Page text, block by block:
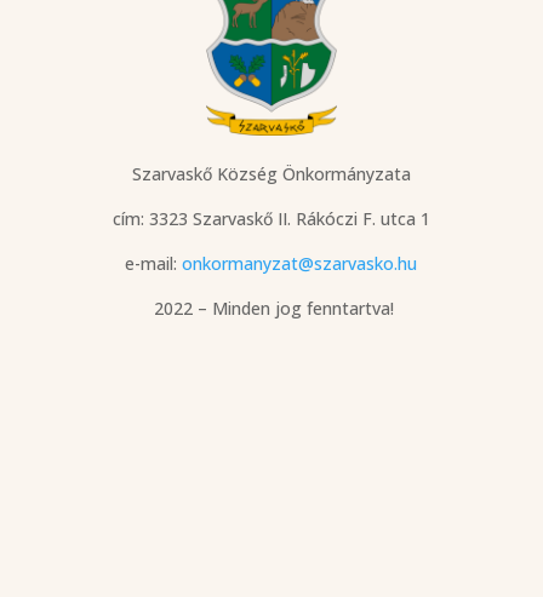
Szarvaskő Község Önkormányzata
cím: 3323 Szarvaskő II. Rákóczi F. utca 1
e-mail:onkormanyzat@szarvasko.hu
2022 – Minden jog fenntartva!